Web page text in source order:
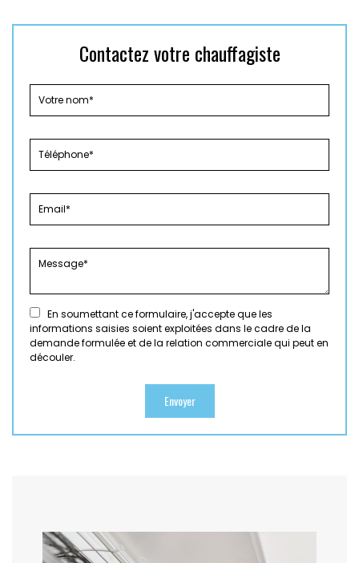
Contactez votre chauffagiste
En soumettant ce formulaire, j'accepte que les
informations saisies soient exploitées dans le cadre de la
demande formulée et de la relation commerciale qui peut en
découler.